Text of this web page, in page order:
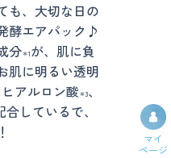
も、大切な日の
酵エアパック♪
分＊1が、肌に負
肌に明るい透明
アルロン酸＊3、
しているで、
マイ
ページ